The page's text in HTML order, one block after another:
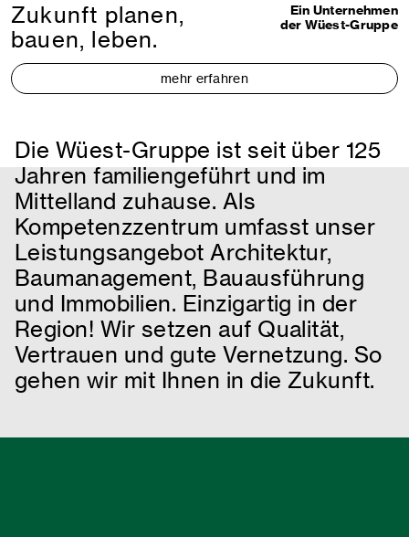
Zukunft planen,
bauen, leben.
mehr erfahren
Ein Unternehmen
der Wüest-Gruppe
Die Wüest-Gruppe ist seit über 125
Jahren familiengeführt und im
Mittelland zuhause. Als
Kompetenzzentrum umfasst unser
Leistungsangebot Architektur,
Baumanagement, Bauausführung
und Immobilien. Einzigartig in der
Region! Wir setzen auf Qualität,
Vertrauen und gute Vernetzung. So
gehen wir mit Ihnen in die Zukunft.